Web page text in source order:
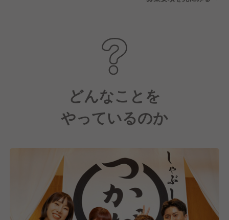
どんなことを
やっているのか